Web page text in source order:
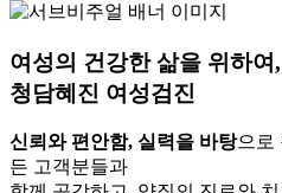
여성의 건강한 삶을 위하여,
청담혜진 여성검진
신뢰와 편안함, 실력을 바탕으로
든 고객분들과